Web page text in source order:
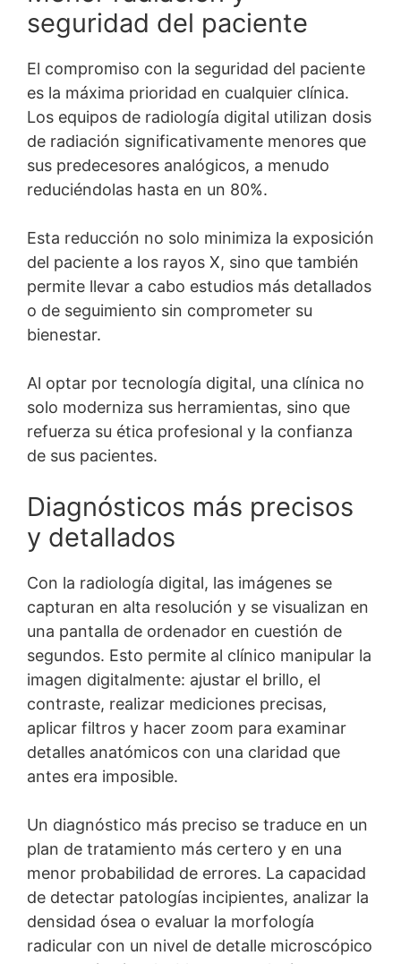
seguridad del paciente
El compromiso con la seguridad del paciente
es la máxima prioridad en cualquier clínica.
Los equipos de radiología digital utilizan dosis
de radiación significativamente menores que
sus predecesores analógicos, a menudo
reduciéndolas hasta en un 80%.
Esta reducción no solo minimiza la exposición
del paciente a los rayos X, sino que también
permite llevar a cabo estudios más detallados
o de seguimiento sin comprometer su
bienestar.
Al optar por tecnología digital, una clínica no
solo moderniza sus herramientas, sino que
refuerza su ética profesional y la confianza
de sus pacientes.
Diagnósticos más precisos
y detallados
Con la radiología digital, las imágenes se
capturan en alta resolución y se visualizan en
una pantalla de ordenador en cuestión de
segundos. Esto permite al clínico manipular la
imagen digitalmente: ajustar el brillo, el
contraste, realizar mediciones precisas,
aplicar filtros y hacer zoom para examinar
detalles anatómicos con una claridad que
antes era imposible.
Un diagnóstico más preciso se traduce en un
plan de tratamiento más certero y en una
menor probabilidad de errores. La capacidad
de detectar patologías incipientes, analizar la
densidad ósea o evaluar la morfología
radicular con un nivel de detalle microscópico